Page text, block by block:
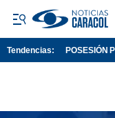
Tendencias: POSESIÓN